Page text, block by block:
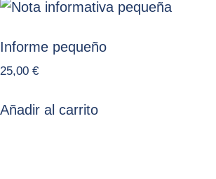
Informe pequeño
25,00 €
Añadir al carrito